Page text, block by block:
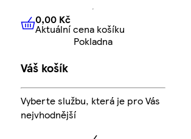
0,00 KčAktuální cena košíku
0,00 Kč
Aktuální cena košíku
Pokladna
Váš košík
Vyberte službu, která je pro Vás
nejvhodnější